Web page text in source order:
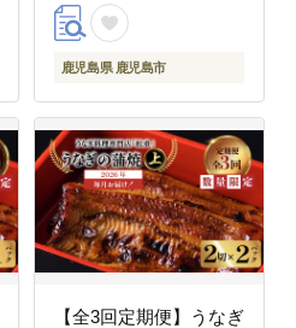
鹿児島県 鹿児島市
【全3回定期便】うなぎ